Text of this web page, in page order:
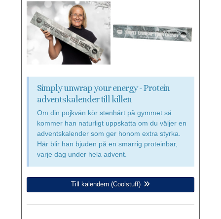
Simply unwrap your energy - Protein
adventskalender till killen
Om din pojkvän kör stenhårt på gymmet så
kommer han naturligt uppskatta om du väljer en
adventskalender som ger honom extra styrka.
Här blir han bjuden på en smarrig proteinbar,
varje dag under hela advent.
Till kalendern (Coolstuff)